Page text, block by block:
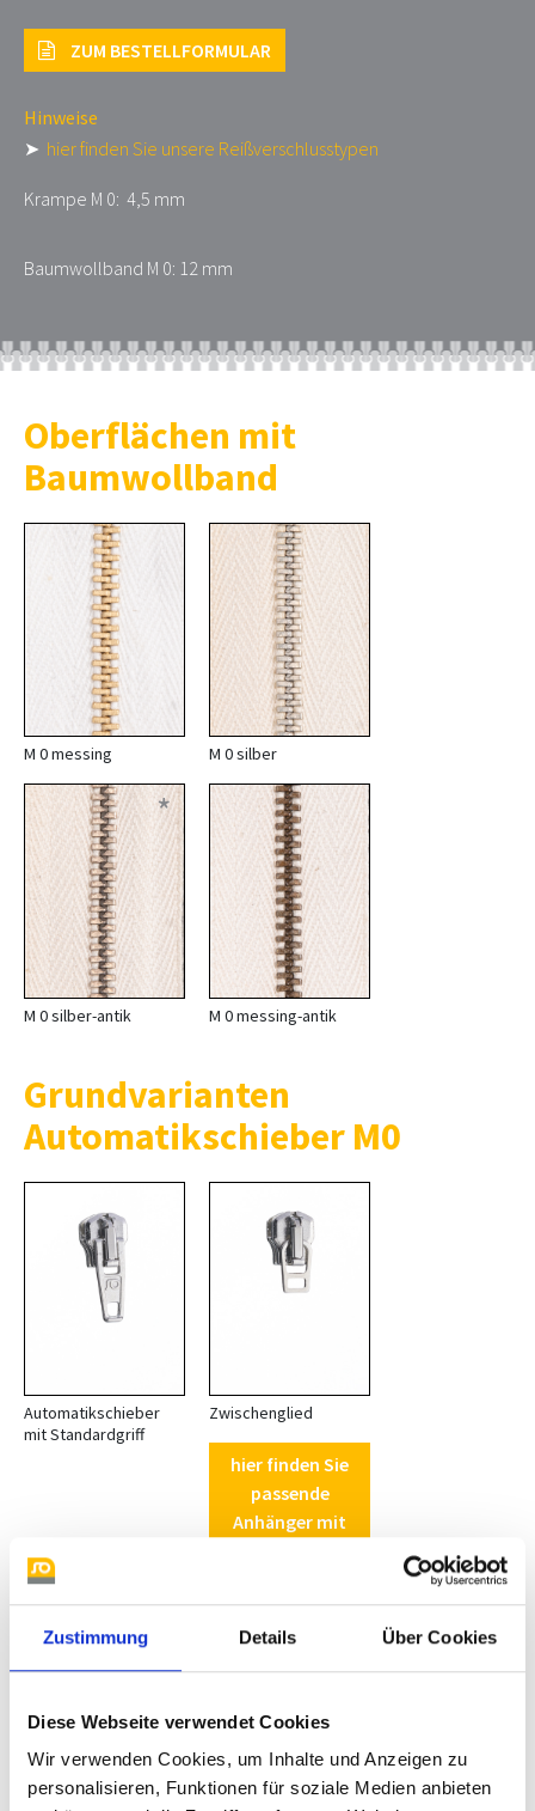
Zustimmung Details Über Cookies
Diese Webseite verwendet Cookies
Wir verwenden Cookies, um Inhalte und Anzeigen zu
personalisieren, Funktionen für soziale Medien anbieten
ZUM BESTELLFORMULAR
Hinweise
➤ hier finden Sie unsere Reißverschlusstypen
Krampe M 0: 4,5 mm
Baumwollband M 0: 12 mm
Oberflächen mit
Baumwollband
M 0 messing M 0 silber
*
M 0 silber-antik M 0 messing-antik
Grundvarianten
Automatikschieber M0
Automatikschieber
mit Standardgriff
Zwischenglied
hier finden Sie
passende
Anhänger mit